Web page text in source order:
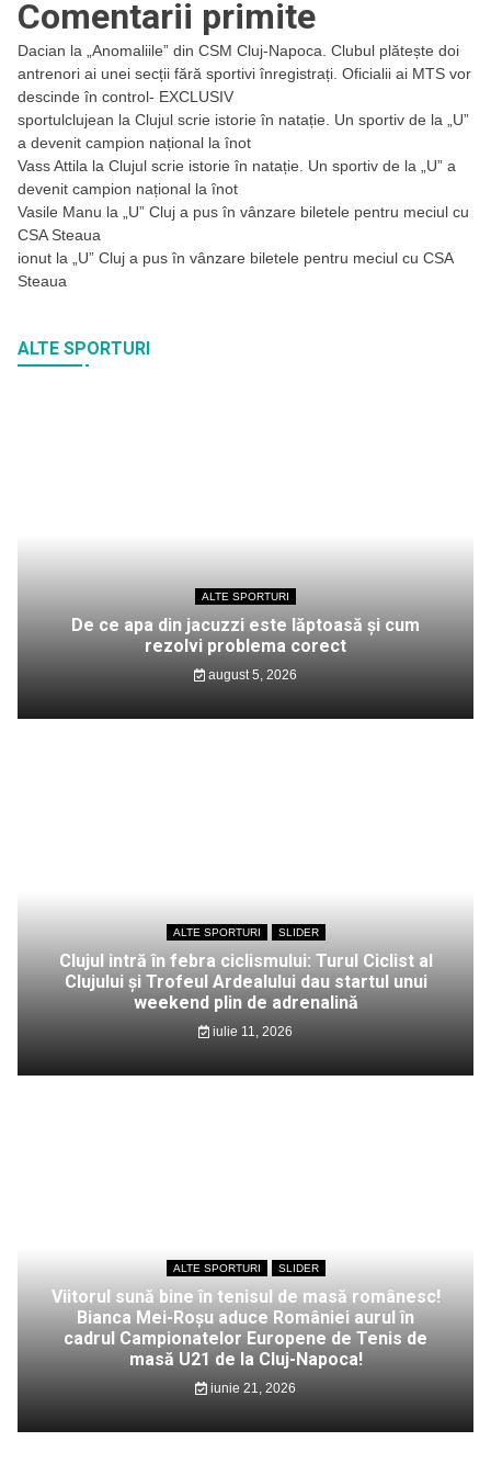
Comentarii primite
Dacian la
„Anomaliile” din CSM Cluj-Napoca. Clubul plătește doi
antrenori ai unei secții fără sportivi înregistrați. Oficialii ai MTS vor
descinde în control- EXCLUSIV
sportulclujean la Clujul scrie istorie în natație. Un sportiv de la „U”
a devenit campion național la înot
Vass Attila la Clujul scrie istorie în natație. Un sportiv de la „U” a
devenit campion național la înot
Vasile Manu la
„U” Cluj a pus în vânzare biletele pentru meciul cu
CSA Steaua
ionut la
„U” Cluj a pus în vânzare biletele pentru meciul cu CSA
Steaua
ALTE SPORTURI
ALTE SPORTURI
De ce apa din jacuzzi este lăptoasă și cum
rezolvi problema corect
august 5, 2026
ALTE SPORTURI SLIDER
Clujul intră în febra ciclismului: Turul Ciclist al
Clujului și Trofeul Ardealului dau startul unui
weekend plin de adrenalină
iulie 11, 2026
ALTE SPORTURI SLIDER
Viitorul sună bine în tenisul de masă românesc!
Bianca Mei-Roșu aduce României aurul în
cadrul Campionatelor Europene de Tenis de
masă U21 de la Cluj-Napoca!
iunie 21, 2026